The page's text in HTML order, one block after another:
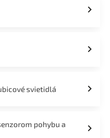
svietidlá
pohybu a